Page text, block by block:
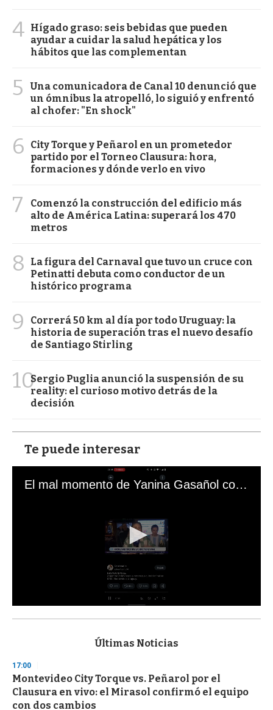
4 Hígado graso: seis bebidas que pueden
ayudar a cuidar la salud hepática y los
hábitos que las complementan
5
Una comunicadora de Canal 10 denunció que
un ómnibus la atropelló, lo siguió y enfrentó
al chofer: "En shock"
6
City Torque y Peñarol en un prometedor
partido por el Torneo Clausura: hora,
formaciones y dónde verlo en vivo
7
Comenzó la construcción del edificio más
alto de América Latina: superará los 470
metros
8
La figura del Carnaval que tuvo un cruce con
Petinatti debuta como conductor de un
histórico programa
9
Correrá 50 km al día por todo Uruguay: la
historia de superación tras el nuevo desafío
de Santiago Stirling
10Sergio Puglia anunció la suspensión de su
reality: el curioso motivo detrás de la
decisión
Te puede interesar
El mal momento de Yanina Gasañol con un hincha argentino en "Subrayado"
s
d
s
o
f
3
Últimas Noticias
17:00
Montevideo City Torque vs. Peñarol por el
Clausura en vivo: el Mirasol confirmó el equipo
con dos cambios